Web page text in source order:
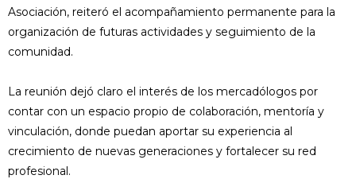
Asociación, reiteró el acompañamiento permanente para la
organización de futuras actividades y seguimiento de la
comunidad.
La reunión dejó claro el interés de los mercadólogos por
contar con un espacio propio de colaboración, mentoría y
vinculación, donde puedan aportar su experiencia al
crecimiento de nuevas generaciones y fortalecer su red
profesional.